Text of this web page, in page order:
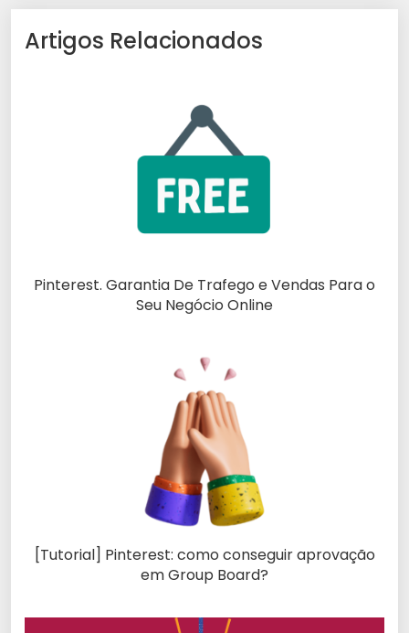
Artigos Relacionados
Pinterest. Garantia De Trafego e Vendas Para o
Seu Negócio Online
[Tutorial] Pinterest: como conseguir aprovação
em Group Board?